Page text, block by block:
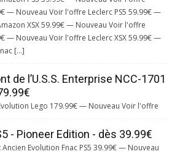
— Nouveau Voir l'offre Leclerc PS5 59.99€ —
XSX 59.99€ — Nouveau Voir l'offre
— Nouveau Voir l'offre Leclerc XSX 59.99€ —
[…]
de l’U.S.S. Enterprise NCC-1701
Lego 179.99€ — Nouveau Voir l'offre
- Pioneer Edition - dès 39.99€
Evolution Fnac PS5 39.99€ — Nouveau